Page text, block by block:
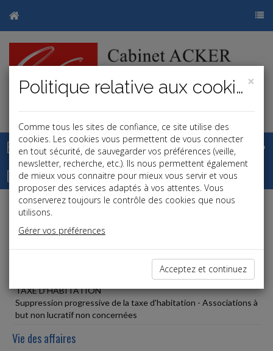
Base documentaire
Dépêches
Liste des dernières dépêches
Fiscal TPE
TAXE D'HABITATION
Suppression progressive de la taxe d'habitation - Associations à
but non lucratif non concernées
Vie des affaires
×
Politique relative aux cookies
Comme tous les sites de confiance, ce site utilise des
cookies. Les cookies vous permettent de vous connecter
en tout sécurité, de sauvegarder vos préférences (veille,
newsletter, recherche, etc.). Ils nous permettent également
de mieux vous connaitre pour mieux vous servir et vous
proposer des services adaptés à vos attentes. Vous
conserverez toujours le contrôle des cookies que nous
utilisons.
Gérer vos préférences
Acceptez et continuez